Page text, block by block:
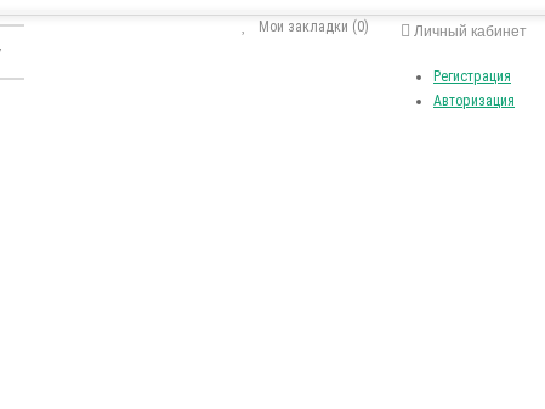
Личный кабинет
Регистрация
Авторизация
Мои закладки (0)